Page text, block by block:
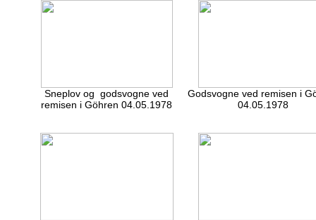
Sneplov og godsvogne ved
remisen i Göhren 04.05.1978
Godsvogne ved remisen i
04.05.1978